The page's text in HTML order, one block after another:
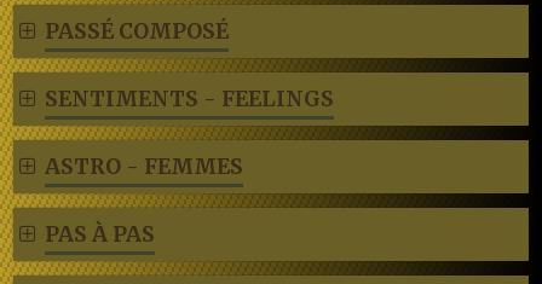
PASSÉ COMPOSÉ
SENTIMENTS - FEELINGS
ASTRO - FEMMES
PAS À PAS